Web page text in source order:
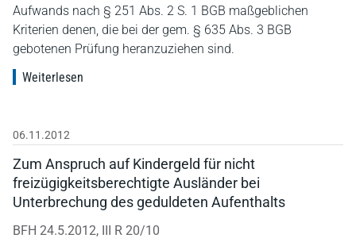
Aufwands nach § 251 Abs. 2 S. 1 BGB maßgeblichen
Kriterien denen, die bei der gem. § 635 Abs. 3 BGB
gebotenen Prüfung heranzuziehen sind.
Weiterlesen
06.11.2012
Zum Anspruch auf Kindergeld für nicht
freizügigkeitsberechtigte Ausländer bei
Unterbrechung des geduldeten Aufenthalts
BFH 24.5.2012, III R 20/10